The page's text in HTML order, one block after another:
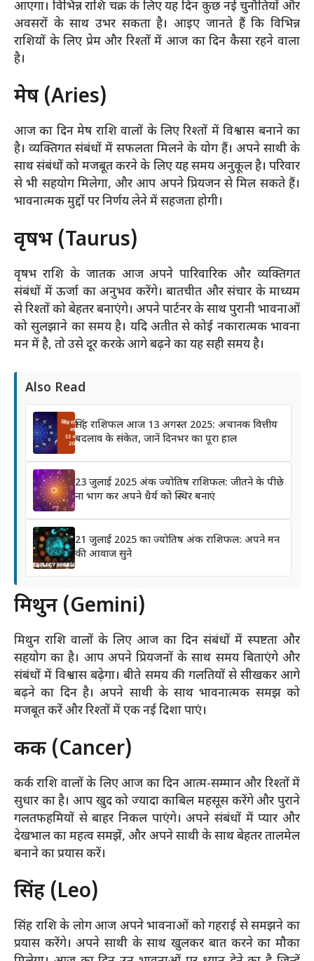
आएगा। विभिन्न राशि चक्र के लिए यह दिन कुछ नई चुनौतियों और
अवसरों के साथ उभर सकता है। आइए जानते हैं कि विभिन्न
राशियों के लिए प्रेम और रिश्तों में आज का दिन कैसा रहने वाला
है।
मेष (Aries)
आज का दिन मेष राशि वालों के लिए रिश्तों में विश्वास बनाने का
है। व्यक्तिगत संबंधों में सफलता मिलने के योग हैं। अपने साथी के
साथ संबंधों को मजबूत करने के लिए यह समय अनुकूल है। परिवार
से भी सहयोग मिलेगा, और आप अपने प्रियजन से मिल सकते हैं।
भावनात्मक मुद्दों पर निर्णय लेने में सहजता होगी।
वृषभ (Taurus)
वृषभ राशि के जातक आज अपने पारिवारिक और व्यक्तिगत
संबंधों में ऊर्जा का अनुभव करेंगे। बातचीत और संचार के माध्यम
से रिश्तों को बेहतर बनाएंगे। अपने पार्टनर के साथ पुरानी भावनाओं
को सुलझाने का समय है। यदि अतीत से कोई नकारात्मक भावना
मन में है, तो उसे दूर करके आगे बढ़ने का यह सही समय है।
Also Read
सिंह राशिफल आज 13 अगस्त 2025: अचानक वित्तीय
बदलाव के संकेत, जानें दिनभर का पूरा हाल
23 जुलाई 2025 अंक ज्योतिष राशिफल: जीतने के पीछे
ना भाग कर अपने धैर्य को स्थिर बनाएं
21 जुलाई 2025 का ज्योतिष अंक राशिफल: अपने मन
की आवाज सुने
मिथुन (Gemini)
मिथुन राशि वालों के लिए आज का दिन संबंधों में स्पष्टता और
सहयोग का है। आप अपने प्रियजनों के साथ समय बिताएंगे और
संबंधों में विश्वास बढ़ेगा। बीते समय की गलतियों से सीखकर आगे
बढ़ने का दिन है। अपने साथी के साथ भावनात्मक समझ को
मजबूत करें और रिश्तों में एक नई दिशा पाएं।
कर्क (Cancer)
कर्क राशि वालों के लिए आज का दिन आत्म-सम्मान और रिश्तों में
सुधार का है। आप खुद को ज्यादा काबिल महसूस करेंगे और पुराने
गलतफहमियों से बाहर निकल पाएंगे। अपने संबंधों में प्यार और
देखभाल का महत्व समझें, और अपने साथी के साथ बेहतर तालमेल
बनाने का प्रयास करें।
सिंह (Leo)
सिंह राशि के लोग आज अपने भावनाओं को गहराई से समझने का
प्रयास करेंगे। अपने साथी के साथ खुलकर बात करने का मौका